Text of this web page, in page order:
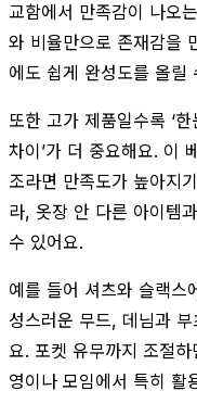
교함에서 만족감이 나오
와 비율만으로 존재감을
에도 쉽게 완성도를 올릴
또한 고가 제품일수록 ‘
차이’가 더 중요해요. 이
조라면 만족도가 높아지
라, 옷장 안 다른 아이템
수 있어요.
예를 들어 셔츠와 슬랙스
성스러운 무드, 데님과
요. 포켓 유무까지 조절
영이나 모임에서 특히 활